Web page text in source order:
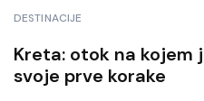
DESTINACIJE
Kreta: otok na kojem
svoje prve korake